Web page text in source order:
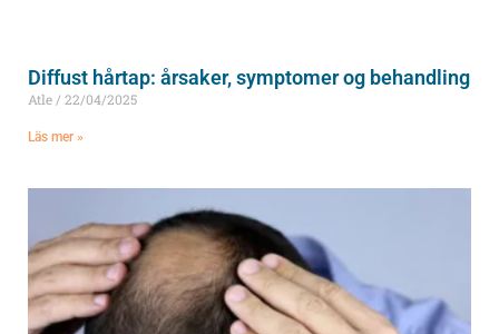
Diffust hårtap: årsaker, symptomer og behandling
Atle 22/04/2025
Läs mer »